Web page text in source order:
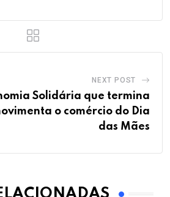
NEXT POST
Solidária que termina
o comércio do Dia
das Mães